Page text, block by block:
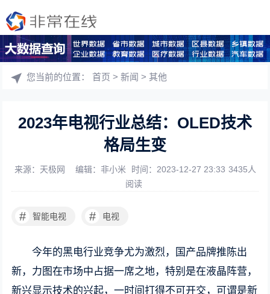
您当前的位置：首页 >新闻 >其他
2023年电视行业总结：OLED技术
格局生变
来源：天极网 编辑：非小米 时间：2023-12-27 23:33 3435人
阅读
# 智能电视 # 电视
今年的黑电行业竞争尤为激烈，国产品牌推陈出
新，力图在市场中占据一席之地，特别是在液晶阵营，
新兴显示技术的兴起，一时间打得不可开交，可谓是新